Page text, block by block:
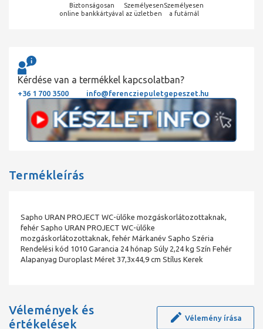
Biztonságosan
online bankkártyával
Személyesen
az üzletben
Személyesen
a futárnál
Kérdése van a termékkel kapcsolatban?
+36 1 700 3500 info@ferencziepuletgepeszet.hu
Termékleírás
Sapho URAN PROJECT WC-ülőke mozgáskorlátozottaknak,
fehér Sapho URAN PROJECT WC-ülőke
mozgáskorlátozottaknak, fehér Márkanév Sapho Széria
Rendelési kód 1010 Garancia 24 hónap Súly 2,24 kg Szín Fehér
Alapanyag Duroplast Méret 37,3x44,9 cm Stílus Kerek
Vélemények és
értékelések
Vélemény írása